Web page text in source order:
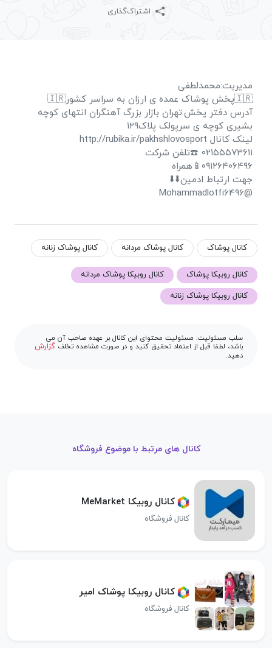
اشتراک‌گذاری
مدیریت:محمدلطفی
🇮🇷پخش پوشاک عمده ی ارزان به سراسر کشور🇮🇷
آدرس دفتر پخش:تهران بازار بزرگ آهنگران انتهای کوچه
بشیری کوچه ی سرپولک پلاک۱۲۹
لینک کانال http://rubika.ir/pakhshlovosport
۰۲۱۵۵۵۷۳۶۱۱ ☎️تلفن شرکت
۰۹۱۲۶۴۰۶۴۹۶📱همراه
جهت ارتباط ادمین⬇️⬇️
@Mohammadlotfi6496
کانال پوشاک کانال پوشاک مردانه کانال پوشاک زنانه
کانال روبیکا پوشاک
کانال روبیکا پوشاک مردانه
کانال روبیکا پوشاک زنانه
سلب مسئولیت: مسئولیت محتوای این کانال بر عهده صاحب آن می
باشد، لطفا قبل از اعتماد تحقیق کنید و در صورت مشاهده تخلف گزارش
دهید.
کانال های مرتبط با موضوع فروشگاه
کانال روبیکا MeMarket
کانال فروشگاه
کانال روبیکا پوشاک امیر
کانال فروشگاه